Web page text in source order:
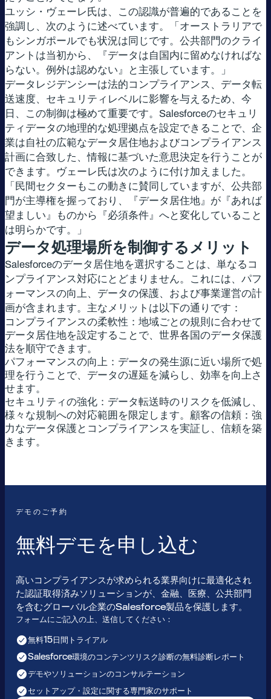
ユッシ・ヴェーレ氏は、この認識が普遍的であることを
強調し、次のように述べています。「オーストラリアで
もシンガポールでも状況は同じです。公共部門のクライ
アントは当初から、『データは自国内に留めなければな
らない。例外は認めない』と主張しています。」
データレジデンシーは法的コンプライアンス、データ転
送速度、セキュリティレベルに影響を与えるため、今
日、この制御は極めて重要です。Salesforceのセキュリ
ティデータの地理的な処理拠点を設定できることで、企
業は自社の広範なデータ居住地およびコンプライアンス
計画に合致した、情報に基づいた意思決定を行うことが
できます。ヴェーレ氏は次のように付け加えました。
「民間セクターもこの動きに賛同していますが、公共部
門が主導権を握っており、『データ居住地』が『あれば
望ましい』ものから『必須条件』へと変化していること
は明らかです。」
データ処理場所を制御するメリット
Salesforceのデータ居住地を選択することは、単なるコ
ンプライアンス対応にとどまりません。これには、パフ
ォーマンスの向上、データの保護、および事業運営の計
画が含まれます。主なメリットは以下の通りです：
コンプライアンスの柔軟性：地域ごとの規則に合わせて
データ居住地を設定することで、世界各国のデータ保護
法を順守できます。
パフォーマンスの向上：データの発生源に近い場所で処
理を行うことで、データの遅延を減らし、効率を向上さ
せます。
セキュリティの強化：データ転送時のリスクを低減し、
様々な規制への対応範囲を限定します。顧客の信頼：強
力なデータ保護とコンプライアンスを実証し、信頼を築
きます。
デモのご予約
無料デモを申し込む
高いコンプライアンスが求められる業界向けに最適化され
た認証取得済みソリューションが、金融、医療、公共部門
を含むグローバル企業のSalesforce製品を保護します。
フォームにご記入の上、送信してください：
無料15日間トライアル
Salesforce環境のコンテンツリスク診断の無料診断レポート
デモやソリューションのコンサルテーション
セットアップ・設定に関する専門家のサポート